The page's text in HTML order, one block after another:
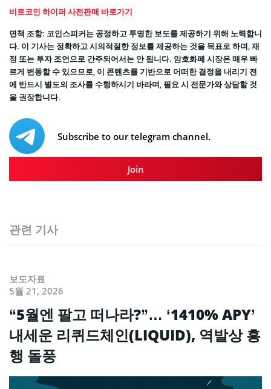
비트코인 하이퍼 사전판매 바로가기
면책 조항: 코인스피커는 공정하고 투명한 보도를 제공하기 위해 노력합니
다. 이 기사는 정확하고 시의적절한 정보를 제공하는 것을 목표로 하며, 재
정 또는 투자 조언으로 간주되어서는 안 됩니다. 암호화폐 시장은 매우 빠
르게 변동할 수 있으므로, 이 콘텐츠를 기반으로 어떠한 결정을 내리기 전
에 반드시 별도의 조사를 수행하시기 바라며, 필요 시 전문가와 상담할 것
을 권장합니다.
Subscribe to our telegram channel.
Join
관련 기사
보도자료
5월 21, 2026
“5월엔 팔고 떠나라?”… ‘1410% APY’
내세운 리퀴드체인(LIQUID), 역발상 흥
행 돌풍